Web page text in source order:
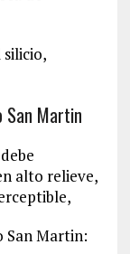
San Martin
alto relieve,
San Martin: